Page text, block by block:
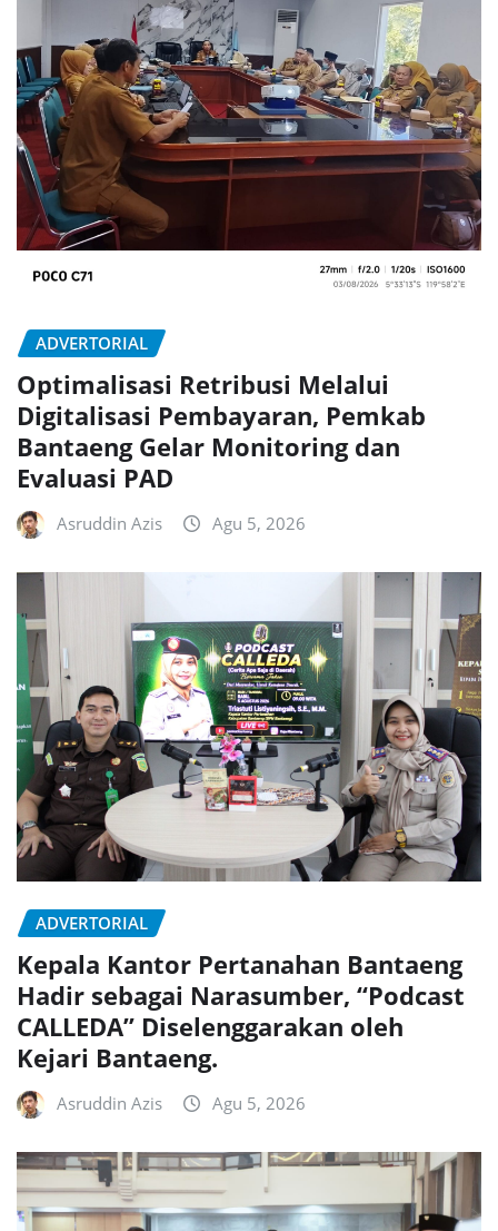
ADVERTORIAL
Optimalisasi Retribusi Melalui
Digitalisasi Pembayaran, Pemkab
Bantaeng Gelar Monitoring dan
Evaluasi PAD
Asruddin Azis Agu 5, 2026
ADVERTORIAL
Kepala Kantor Pertanahan Bantaeng
Hadir sebagai Narasumber, “Podcast
CALLEDA” Diselenggarakan oleh
Kejari Bantaeng.
Asruddin Azis Agu 5, 2026